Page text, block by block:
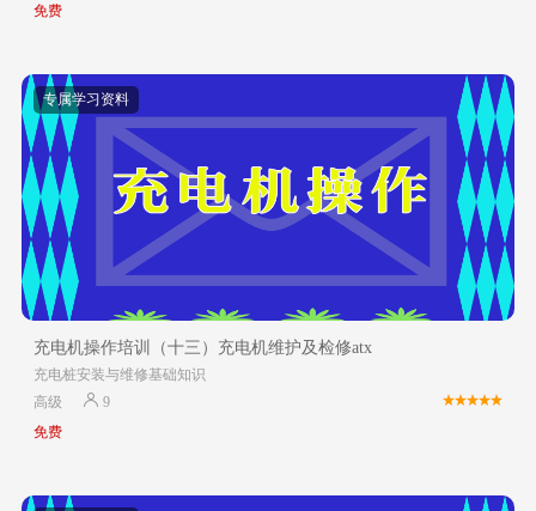
免费
专属学习资料
充电机操作培训（十三）充电机维护及检修atx
充电桩安装与维修基础知识
高级
9
免费